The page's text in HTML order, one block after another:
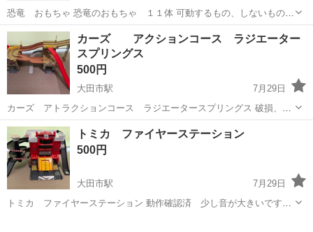
恐竜 おもちゃ 恐竜のおもちゃ １１体 可動するもの、しないものあ
ります 音が出るものもありますが電池切れなのか壊れてるのかまでは
確認していません
島根 大田市 大田市駅 模型、プラモデル
カーズ アクションコース ラジエーター
スプリングス
500円
大田市駅
7月29日
カーズ アトラクションコース ラジエータースプリングス 破損、パ
ーツない部分あります 傷、塗装剥げのカーズトミカもあります 欲しい
方は確認後判断してください
島根 大田市 おもちゃ
トミカ ファイヤーステーション
500円
大田市駅
7月29日
トミカ ファイヤーステーション 動作確認済 少し音が大きいです